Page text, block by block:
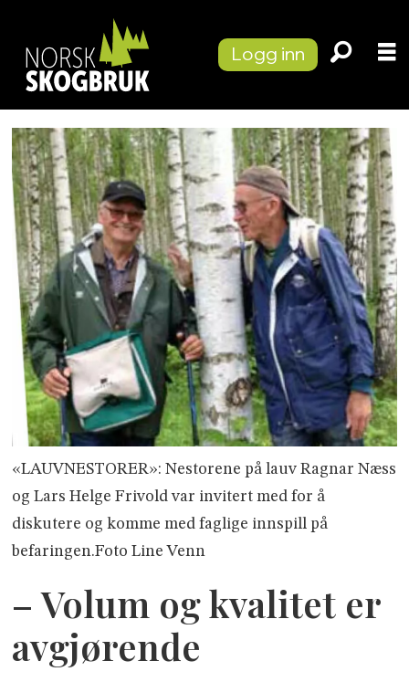
Logg inn
«LAUVNESTORER»: Nestorene på lauv Ragnar Næss
og Lars Helge Frivold var invitert med for å
diskutere og komme med faglige innspill på
befaringen.Foto Line Venn
– Volum og kvalitet er
avgjørende